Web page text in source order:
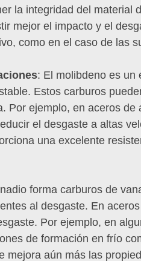
la integridad del material
mejor el impacto y el
como en el caso de las
: El molibdeno es un
Estos carburos
Por ejemplo, en aceros
el desgaste a altas
una excelente
forma carburos de
al desgaste. En
Por ejemplo, en
de formación en frío
mejora aún más las